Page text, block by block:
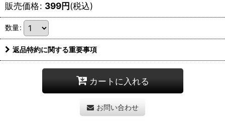
販売価格: 399円(税込)
数量:
返品特約に関する重要事項
カートに入れる
お問い合わせ